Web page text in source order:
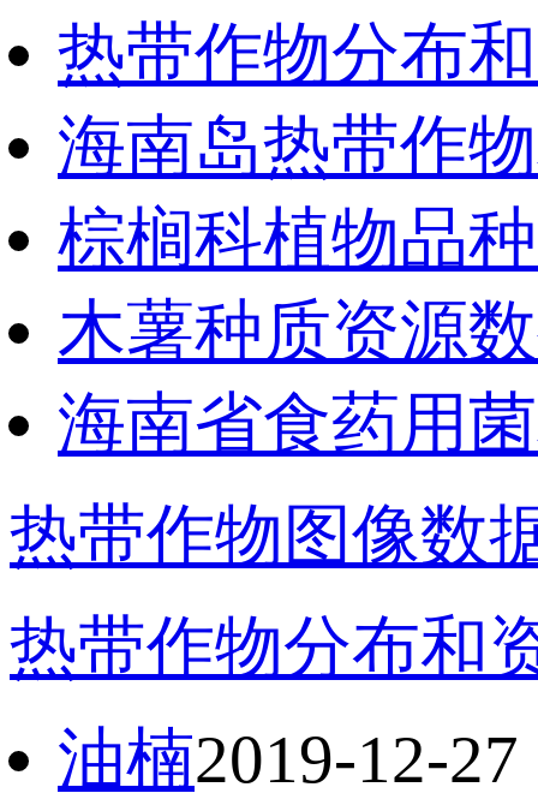
热带作物分布
海南岛热带作
棕榈科植物品
木薯种质资源
海南省食药用
热带作物图像数
热带作物分布和
油楠2019-12-27